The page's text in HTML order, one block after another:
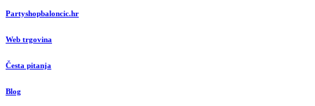
Partyshopbaloncic.hr
Web trgovina
Česta pitanja
Blog